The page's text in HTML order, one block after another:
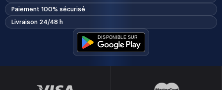
Paiement 100% sécurisé
Livraison 24/48 h